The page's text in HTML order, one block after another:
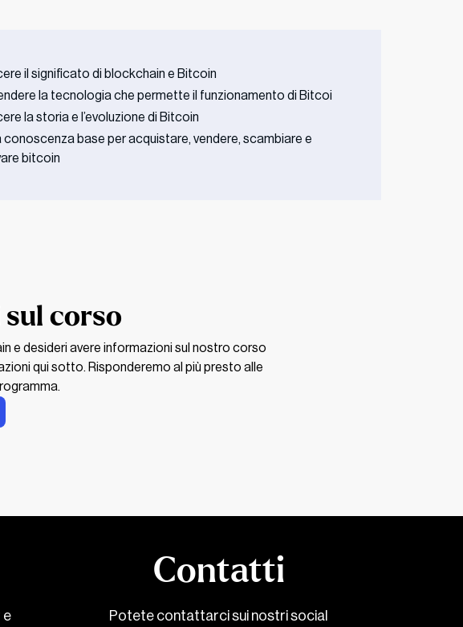
il significato di blockchain e Bitcoin
la tecnologia che permette il funzionamento di Bitcoi
la storia e l’evoluzione di Bitcoin
conoscenza base per acquistare, vendere, scambiare e
bitcoin
corso
e desideri avere informazioni sul nostro corso
qui sotto. Risponderemo al più presto alle
e
Contatti
Potete contattarci sui nostri social